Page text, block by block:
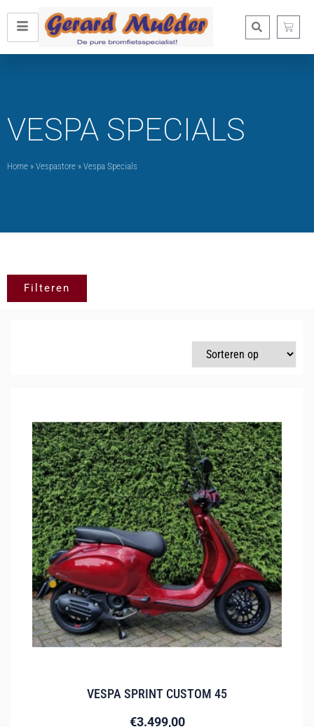
VESPA SPECIALS
Home » Vespastore » Vespa Specials
Filteren
VESPA SPRINT CUSTOM 45
€3.499,00